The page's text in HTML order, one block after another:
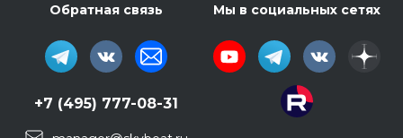
Обратная связь
+7 (495) 777-08-31
Мы в социальных сетях